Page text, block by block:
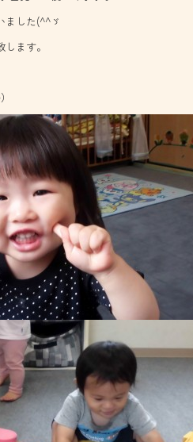
ました(^^ゞ
ます。